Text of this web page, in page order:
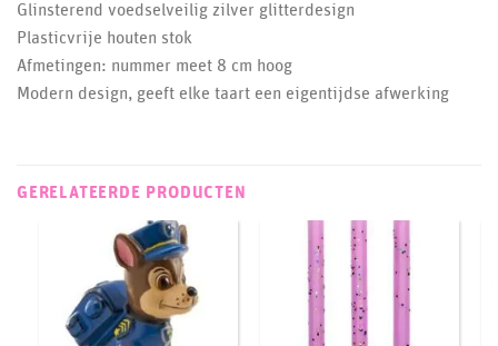
Glinsterend voedselveilig zilver glitterdesign
Plasticvrije houten stok
Afmetingen: nummer meet 8 cm hoog
Modern design, geeft elke taart een eigentijdse afwerking
GERELATEERDE PRODUCTEN